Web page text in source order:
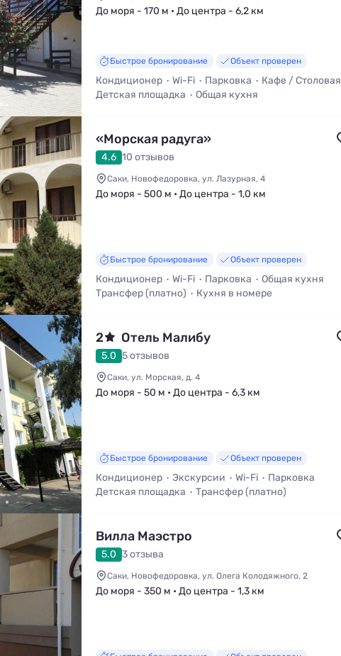
До моря - 170 м • До центра - 6,2 км
Быстрое бронирование Объект проверен
Кондиционер Wi-Fi Парковка
Кафе / Столовая
Детская площадка
Общая кухня
«Морская радуга»
4.6 10 отзывов
Саки, Новофедоровка, ул. Лазурная, 4
До моря - 500 м • До центра - 1,0 км
Быстрое бронирование Объект проверен
Кондиционер Wi-Fi Парковка
Общая кухня
Трансфер (платно)
Кухня в номере
2 Отель Малибу
5.0 5 отзывов
Саки, ул. Морская, д. 4
До моря - 50 м • До центра - 6,3 км
Быстрое бронирование Объект проверен
Кондиционер Экскурсии Wi-Fi
Парковка
Детская площадка
Трансфер (платно)
Вилла Маэстро
5.0 3 отзыва
Саки, Новофедоровка, ул. Олега Колодяжного, 2
До моря - 350 м • До центра - 1,3 км